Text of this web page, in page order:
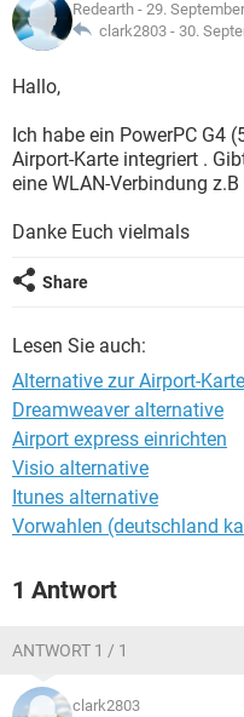
FACEBOOK
WINDOWS 10
WHATSAPP
FACEBOOK
ANDROID
FACEBOOK
LEXIKON
SPIELE
ANDROID
WINDOWS 10
WHATSAPP
Redearth - 29.
clark2803 - 30.
Hallo,
Ich habe ein PowerPC G4
Airport-Karte integriert .
eine WLAN-Verbindung
Danke Euch vielmals
Share
Lesen Sie auch:
Alternative zur Airport-
Dreamweaver alternative
Airport express einrichten
Visio alternative
Itunes alternative
Vorwahlen (deutschland
1 Antwort
ANTWORT 1 / 1
clark2803